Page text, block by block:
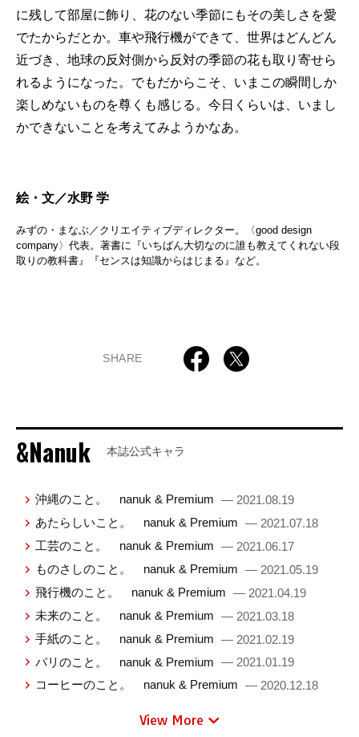
に残して部屋に飾り、花のない季節にもその美しさを愛
でたからだとか。車や飛行機ができて、世界はどんどん
近づき、地球の反対側から反対の季節の花も取り寄せら
れるようになった。でもだからこそ、いまこの瞬間しか
楽しめないものを尊くも感じる。今日くらいは、いまし
かできないことを考えてみようかなあ。
絵・文／水野 学
みずの・まなぶ／クリエイティブディレクター。〈good design
company〉代表。著書に『いちばん大切なのに誰も教えてくれない段
取りの教科書』『センスは知識からはじまる』など。
SHARE
&Nanuk 本誌公式キャラ
沖縄のこと。 nanuk & Premium — 2021.08.19
あたらしいこと。 nanuk & Premium — 2021.07.18
工芸のこと。 nanuk & Premium — 2021.06.17
ものさしのこと。 nanuk & Premium — 2021.05.19
飛行機のこと。 nanuk & Premium — 2021.04.19
未来のこと。 nanuk & Premium — 2021.03.18
手紙のこと。 nanuk & Premium — 2021.02.19
パリのこと。 nanuk & Premium — 2021.01.19
コーヒーのこと。 nanuk & Premium — 2020.12.18
View More